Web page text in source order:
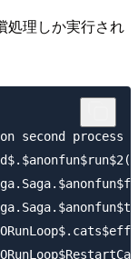
処理しか実行され
second process